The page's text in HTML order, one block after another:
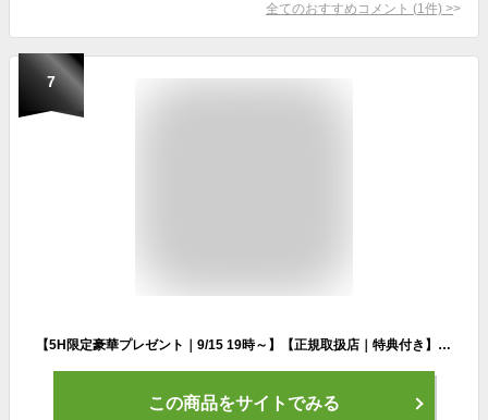
全てのおすすめコメント (1 件) >
7
【5H限定豪華プレゼント｜9/15 19時～】【正規取扱店｜特典付き】カステルバジャック パンセ ボストンバッグ メンズ レディース ブランド ゴルフ 旅行 1泊 CASTELBAJAC 059311 cpn10
この商品をサイトでみる